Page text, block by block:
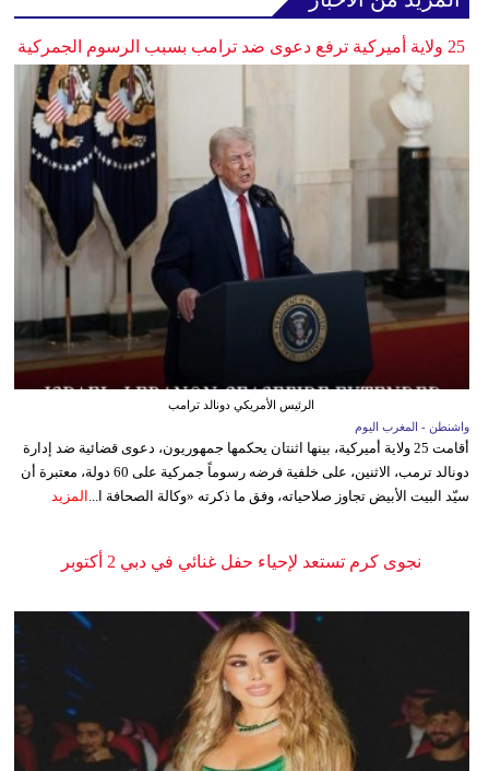
25 ولاية أميركية ترفع دعوى ضد ترامب بسبب الرسوم الجمركية
الرئيس الأمريكي دونالد ترامب
واشنطن - المغرب اليوم
أقامت 25 ولاية أميركية، بينها اثنتان يحكمها جمهوريون، دعوى قضائية ضد إدارة
دونالد ترمب، الاثنين، على خلفية فرضه رسوماً جمركية على 60 دولة، معتبرة أن
سيّد البيت الأبيض تجاوز صلاحياته، وفق ما ذكرته «وكالة الصحافة ا... المزيد
نجوى كرم تستعد لإحياء حفل غنائي في دبي 2 أكتوبر